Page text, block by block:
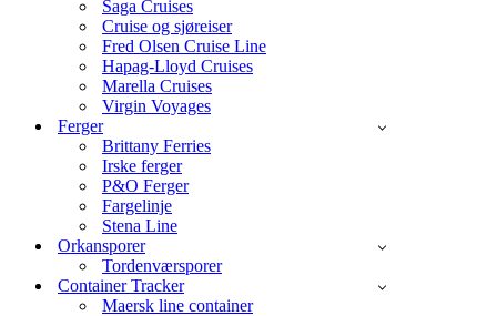
Saga Cruises
Cruise og sjøreiser
Fred Olsen Cruise Line
Hapag-Lloyd Cruises
Marella Cruises
Virgin Voyages
Ferger
Brittany Ferries
Irske ferger
P&O Ferger
Fargelinje
Stena Line
Orkansporer
Tordenværsporer
Container Tracker
Maersk line container